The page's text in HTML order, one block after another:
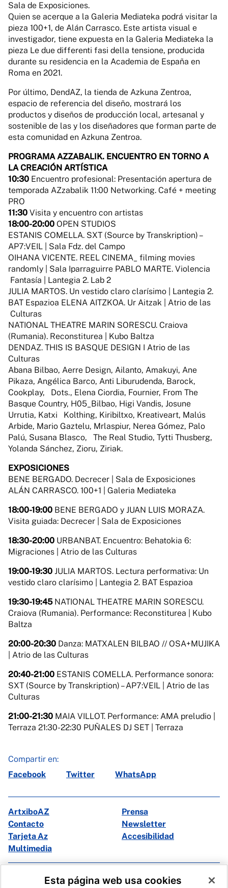
Sala de Exposiciones.
Quien se acerque a la Galeria Mediateka podrá visitar la
pieza 100+1, de Alán Carrasco. Este artista visual e
investigador, tiene expuesta en la Galeria Mediateka la
pieza Le due differenti fasi della tensione, producida
durante su residencia en la Academia de España en
Roma en 2021.
Por último, DendAZ, la tienda de Azkuna Zentroa,
espacio de referencia del diseño, mostrará los
productos y diseños de producción local, artesanal y
sostenible de las y los diseñadores que forman parte de
esta comunidad en Azkuna Zentroa.
PROGRAMA AZZABALIK. ENCUENTRO EN TORNO A
LA CREACIÓN ARTÍSTICA
10:30 Encuentro profesional: Presentación apertura de
temporada AZzabalik 11:00 Networking. Café + meeting
PRO
11:30 Visita y encuentro con artistas
18:00-20:00 OPEN STUDIOS
ESTANIS COMELLA. SXT (Source by Transkription) –
AP7:VEIL | Sala Fdz. del Campo
OIHANA VICENTE. REEL CINEMA_ filming movies
randomly | Sala Iparraguirre PABLO MARTE. Violencia
Fantasía | Lantegia 2. Lab 2
JULIA MARTOS. Un vestido claro clarísimo | Lantegia 2.
BAT Espazioa ELENA AITZKOA. Ur Aitzak | Atrio de las
Culturas
NATIONAL THEATRE MARIN SORESCU. Craiova
(Rumania). Reconstiturea | Kubo Baltza
DENDAZ. THIS IS BASQUE DESIGN I Atrio de las
Culturas
Abana Bilbao, Aerre Design, Ailanto, Amakuyi, Ane
Pikaza, Angélica Barco, Anti Liburudenda, Barock,
Cookplay, Dots., Elena Ciordia, Fournier, From The
Basque Country, H05_Bilbao, Higi Vandis, Josune
Urrutia, Katxi Kolthing, Kiribiltxo, Kreativeart, Malús
Arbide, Mario Gaztelu, Mrlaspiur, Nerea Gómez, Palo
Palú, Susana Blasco, The Real Studio, Tytti Thusberg,
Yolanda Sánchez, Zioru, Ziriak.
EXPOSICIONES
BENE BERGADO. Decrecer | Sala de Exposiciones
ALÁN CARRASCO. 100+1 | Galeria Mediateka
18:00-19:00 BENE BERGADO y JUAN LUIS MORAZA.
Visita guiada: Decrecer | Sala de Exposiciones
18:30-20:00 URBANBAT. Encuentro: Behatokia 6:
Migraciones | Atrio de las Culturas
19:00-19:30 JULIA MARTOS. Lectura performativa: Un
vestido claro clarísimo | Lantegia 2. BAT Espazioa
19:30-19:45NATIONAL THEATRE MARIN SORESCU.
Craiova (Rumania). Performance: Reconstiturea | Kubo
Baltza
20:00-20:30 Danza: MATXALEN BILBAO // OSA+MUJIKA
| Atrio de las Culturas
20:40-21:00 ESTANIS COMELLA. Performance sonora:
SXT (Source by Transkription) – AP7:VEIL | Atrio de las
Culturas
21:00-21:30 MAIA VILLOT. Performance: AMA preludio |
Terraza 21:30-22:30 PUÑALES DJ SET | Terraza
Compartir en:
Facebook
Twitter WhatsApp
ArtxiboAZ
Prensa
Contacto
Newsletter
Tarjeta Az
Accesibilidad
Multimedia
Facebook
X
Esta página web usa cookies